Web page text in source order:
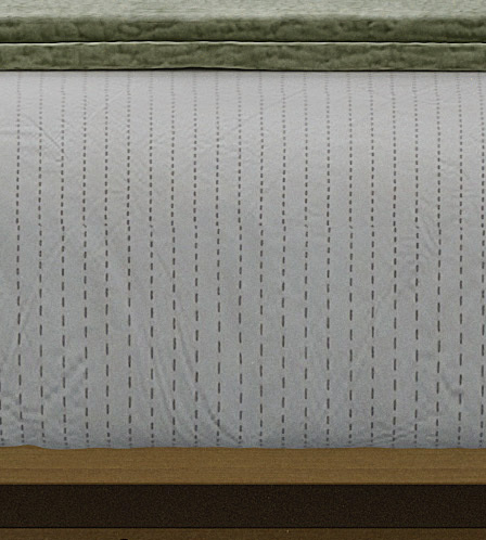
United States
Canada - FR
Canada - EN
United Kingdom